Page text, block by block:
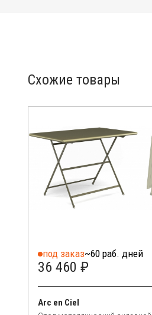
Схожие товары
под заказ~60 раб. дней
36 460 ₽
Arc en Ciel